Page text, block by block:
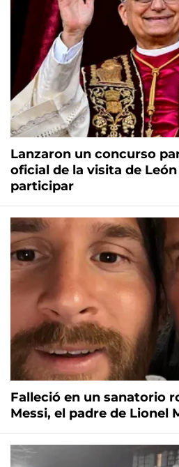
Lanzaron un concurso
oficial de la visita de
participar
Falleció en un sanatorio
Messi, el padre de Lionel